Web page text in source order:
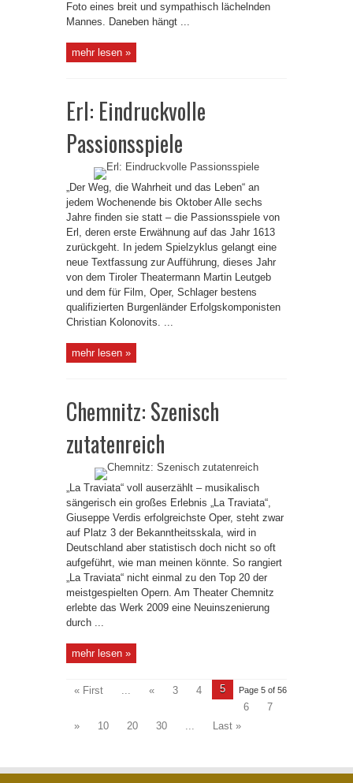
Foto eines breit und sympathisch lächelnden
Mannes. Daneben hängt ...
mehr lesen »
Erl: Eindruckvolle
Passionsspiele
„Der Weg, die Wahrheit und das Leben“ an
jedem Wochenende bis Oktober Alle sechs
Jahre finden sie statt – die Passionsspiele von
Erl, deren erste Erwähnung auf das Jahr 1613
zurückgeht. In jedem Spielzyklus gelangt eine
neue Textfassung zur Aufführung, dieses Jahr
von dem Tiroler Theatermann Martin Leutgeb
und dem für Film, Oper, Schlager bestens
qualifizierten Burgenländer Erfolgskomponisten
Christian Kolonovits. ...
mehr lesen »
Chemnitz: Szenisch
zutatenreich
„La Traviata“ voll auserzählt – musikalisch
sängerisch ein großes Erlebnis „La Traviata“,
Giuseppe Verdis erfolgreichste Oper, steht zwar
auf Platz 3 der Bekanntheitsskala, wird in
Deutschland aber statistisch doch nicht so oft
aufgeführt, wie man meinen könnte. So rangiert
„La Traviata“ nicht einmal zu den Top 20 der
meistgespielten Opern. Am Theater Chemnitz
erlebte das Werk 2009 eine Neuinszenierung
durch ...
mehr lesen »
Page 5 of 56
« First ... « 3 4
5
6
7
»
10 20 30 ... Last »